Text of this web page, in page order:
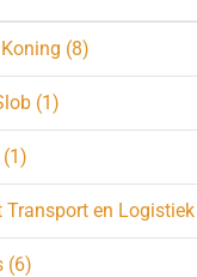
(8)
(1)
en Logistiek
(6)